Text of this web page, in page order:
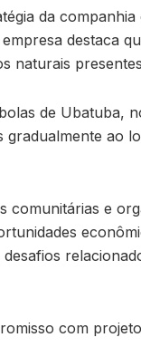
da
destaca
naturais
de
e
com